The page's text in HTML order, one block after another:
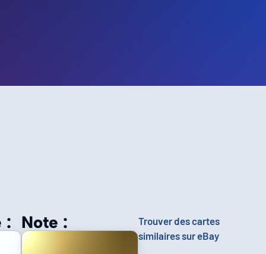
: Note :
Trouver des cartes
similaires sur eBay